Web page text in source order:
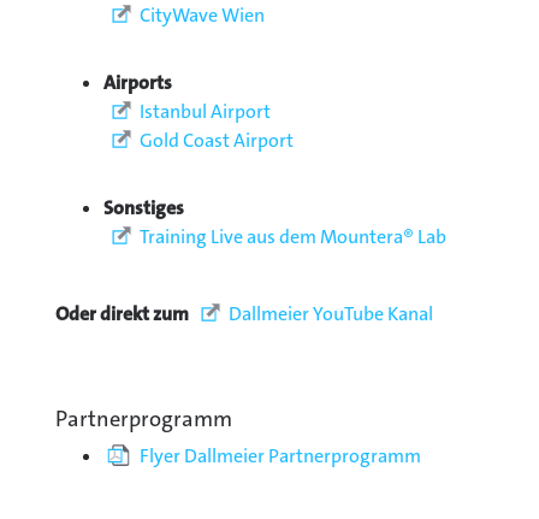
CityWave Wien
Airports
Istanbul Airport
Gold Coast Airport
Sonstiges
Training Live aus dem Mountera® Lab
Oder direkt zum Dallmeier YouTube Kanal
Partnerprogramm
Flyer Dallmeier Partnerprogramm